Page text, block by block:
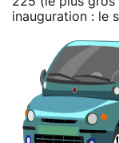
inauguration : le